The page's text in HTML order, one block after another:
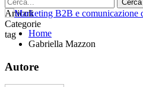
Articoli
Categorie
tag
Home
Gabriella Mazzon
Autore